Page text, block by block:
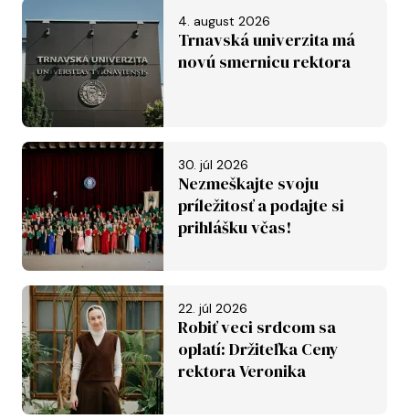
4. august 2026
Trnavská univerzita má
novú smernicu rektora
30. júl 2026
Nezmeškajte svoju
príležitosť a podajte si
prihlášku včas!
22. júl 2026
Robiť veci srdcom sa
oplatí: Držiteľka Ceny
rektora Veronika